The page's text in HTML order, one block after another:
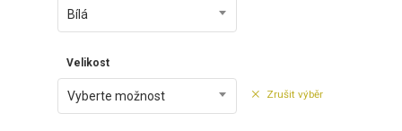
Bílá
Velikost
Vyberte možnost Zrušit výběr